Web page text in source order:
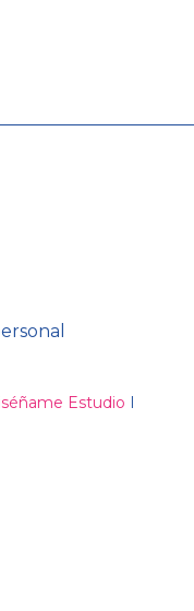
Estudio I